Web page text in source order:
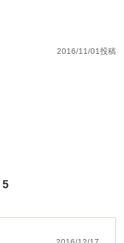
2016/11/01投稿
5